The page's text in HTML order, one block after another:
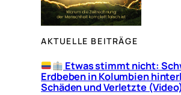
AKTUELLE BEITRÄGE
Etwas stimmt nicht:
Erdbeben in Kolumbien
Schäden und Verletzte (Video)